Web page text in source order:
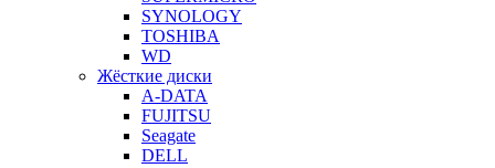
SYNOLOGY
TOSHIBA
WD
Жёсткие диски
A-DATA
FUJITSU
Seagate
DELL